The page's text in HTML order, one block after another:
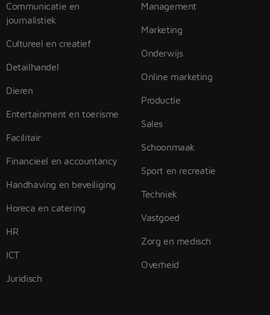
Communicatie en
journalistiek
Cultureel en creatief
Detailhandel
Dieren
Entertainment en toerisme
Facilitair
Financieel en accountancy
Handhaving en beveiliging
Horeca en catering
HR
ICT
Juridisch
Management
Marketing
Onderwijs
Online marketing
Productie
Sales
Schoonmaak
Sport en recreatie
Techniek
Vastgoed
Zorg en medisch
Overheid